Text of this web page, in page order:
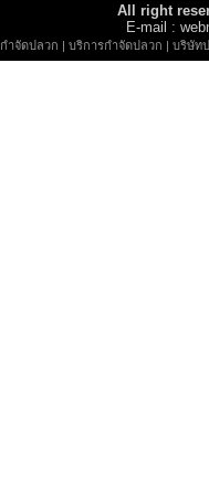
All right
E-mail :
กำจัดปลวก | บริการกำจัดปลวก | บริษัท